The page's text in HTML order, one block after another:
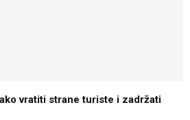
vratiti strane turiste i zadržati